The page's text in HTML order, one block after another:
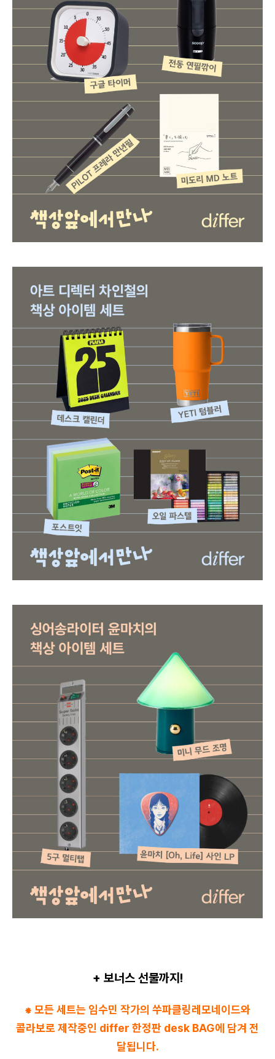
+ 보너스 선물까지!
⁕ 모든 세트는 임수민 작가의 쑤파클링레모네이드와
콜라보로 제작중인 differ 한정판 desk BAG에 담겨 전
달됩니다.